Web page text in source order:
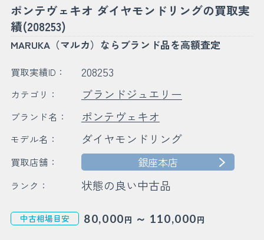
ポンテヴェキオ ダイヤモンドリングの買取実
績(208253)
MARUKA（マルカ）ならブランド品を高額査定
買取実績ID： 208253
カテゴリ： ブランドジュエリー
ブランド名： ポンテヴェキオ
モデル名： ダイヤモンドリング
買取店舗： 銀座本店
ランク： 状態の良い中古品
中古相場目安 80,000円 ～ 110,000円